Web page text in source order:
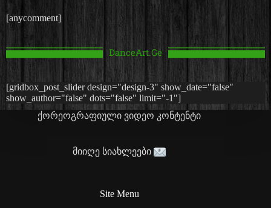
[anycomment]
DanceArt.Ge
[gridbox_post_slider design="design-3" show_date="false"
show_author="false" dots="false" limit="-1"]
ქორეოგრაფიული ვიდეო კონტენტი
მიიღე სიახლეები
Site Menu